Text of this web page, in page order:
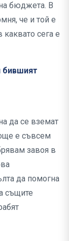
бюджета. В
че и той е
сега е
бившият
да се вземат
е съвсем
завоя в
да помогна
същите